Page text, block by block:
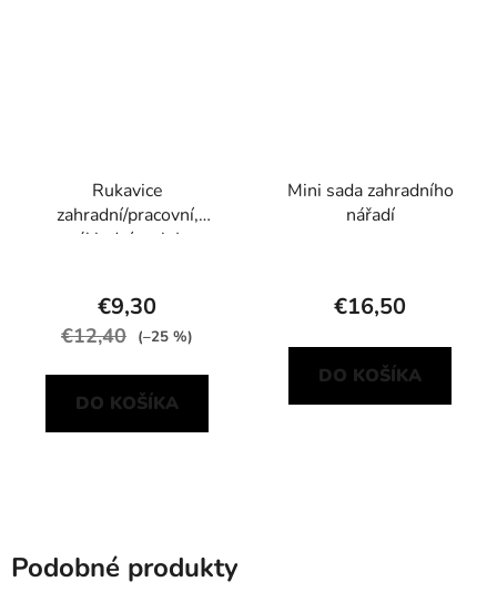
Rukavice
zahradní/pracovní,
základní, vel. L
€9,30
€12,40 (–25 %)
DO KOŠÍKA
Mini sada zahradního
nářadí
€16,50
DO KOŠÍKA
Podobné produkty